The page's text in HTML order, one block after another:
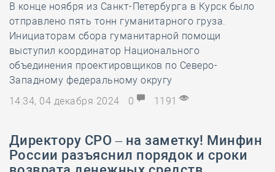
В конце ноября из Санкт-Петербурга в Курск было
отправлено пять тонн гуманитарного груза.
Инициаторам сбора гуманитарной помощи
выступил координатор Национального
объединения проектировщиков по Северо-
Западному федеральному округу
14:34, 04 декабря 2024
0 1191
Директору СРО – на заметку! Минфин
России разъяснил порядок и сроки